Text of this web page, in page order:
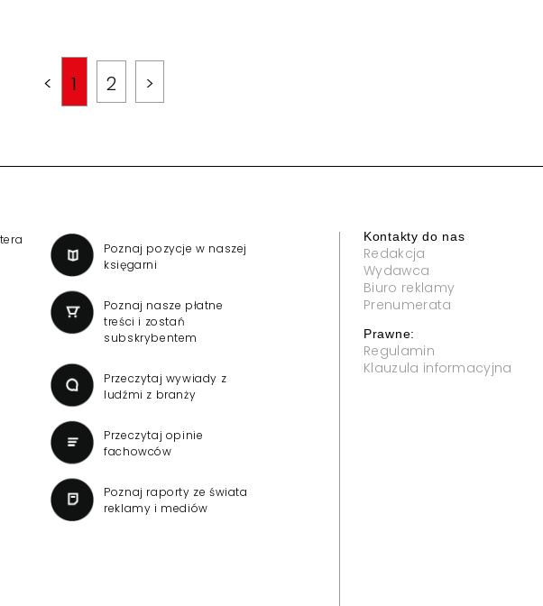
< 1 2 >
Poznaj pozycje w naszej
księgarni
Poznaj nasze płatne
treści i zostań
subskrybentem
Przeczytaj wywiady z
ludźmi z branży
Przeczytaj opinie
fachowców
Poznaj raporty ze świata
reklamy i mediów
Kontakty do nas
Redakcja
Wydawca
Biuro reklamy
Prenumerata
Prawne:
Regulamin
Klauzula informacyjna